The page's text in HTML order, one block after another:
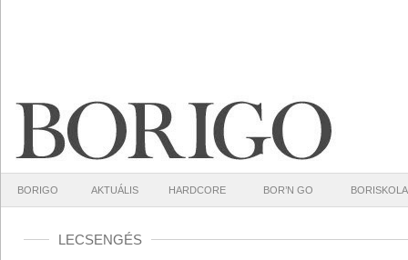
BORIGO AKTUÁLIS HARDCORE BOR’N GO BORISKOLA
LECSENGÉS